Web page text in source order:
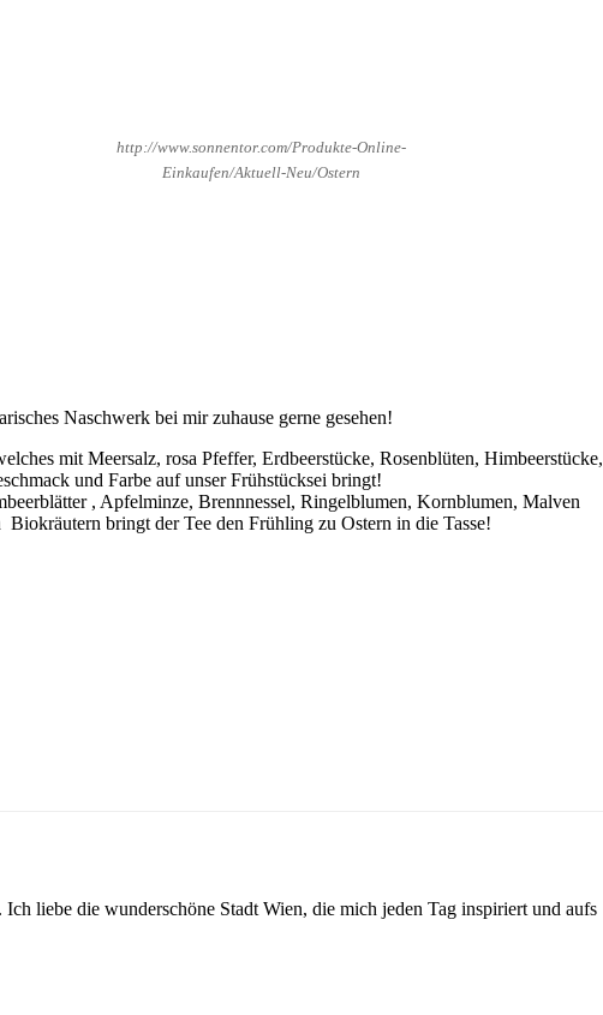
http://www.sonnentor.com/Produkte-Online-
Einkaufen/Aktuell-Neu/Ostern
Naschwerk bei mir zuhause gerne gesehen!
mit Meersalz, rosa Pfeffer, Erdbeerstücke, Rosenblüten, Himbeerstücke,
und Farbe auf unser Frühstücksei bringt!
, Apfelminze, Brennnessel, Ringelblumen, Kornblumen, Malven
bringt der Tee den Frühling zu Ostern in die Tasse!
liebe die wunderschöne Stadt Wien, die mich jeden Tag inspiriert und aufs